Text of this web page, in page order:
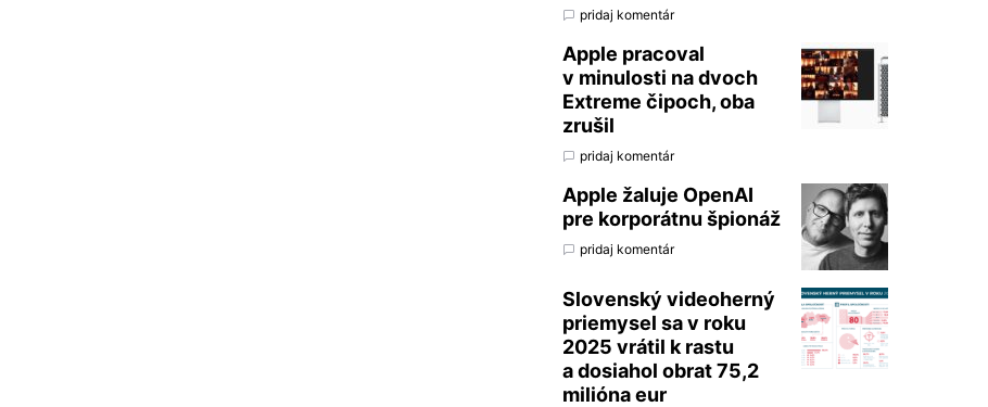
pridaj komentár
Apple pracoval
v minulosti na dvoch
Extreme čipoch, oba
zrušil
pridaj komentár
Apple žaluje OpenAI
pre korporátnu špionáž
pridaj komentár
Slovenský videoherný
priemysel sa v roku
2025 vrátil k rastu
a dosiahol obrat 75,2
milióna eur